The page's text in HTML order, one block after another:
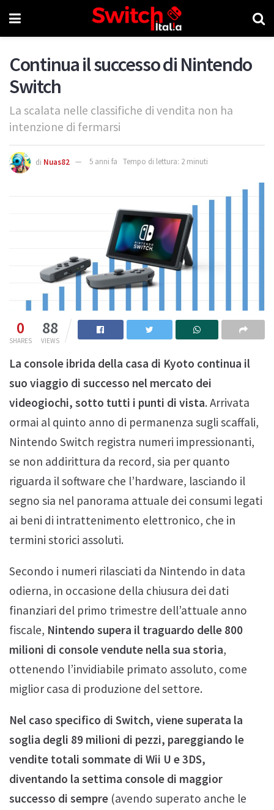
Continua il successo di Nintendo
Switch
La scalata nelle classifiche di vendita non ha
intenzione di fermarsi
di Nuas82 5 anni fa Tempo di lettura: 2 minuti
0
SHARES
88
VIEWS
La console ibrida della casa di Kyoto continua il
suo viaggio di successo nel mercato dei
videogiochi, sotto tutti i punti di vista. Arrivata
ormai al quinto anno di permanenza sugli scaffali,
Nintendo Switch registra numeri impressionanti,
se non addirittura da record, sia per quanto
riguarda il software che l’hardware, lasciando il
segno sia nel panorama attuale dei consumi legati
ai beni di intrattenimento elettronico, che in
termini storici assoluti.
Secondo i numeri rilasciati da Nintendo in data
odierna, in occasione della chiusura dei dati
finanziari del primo trimestre dell’attuale anno
fiscale, Nintendo supera il traguardo delle 800
milioni di console vendute nella sua storia,
ottenendo l’invidiabile primato assoluto, come
miglior casa di produzione del settore.
Nel caso specifico di Switch, viene superata la
soglia degli 89 milioni di pezzi, pareggiando le
vendite totali sommate di Wii U e 3DS,
diventando la settima console di maggior
successo di sempre (avendo superato anche le